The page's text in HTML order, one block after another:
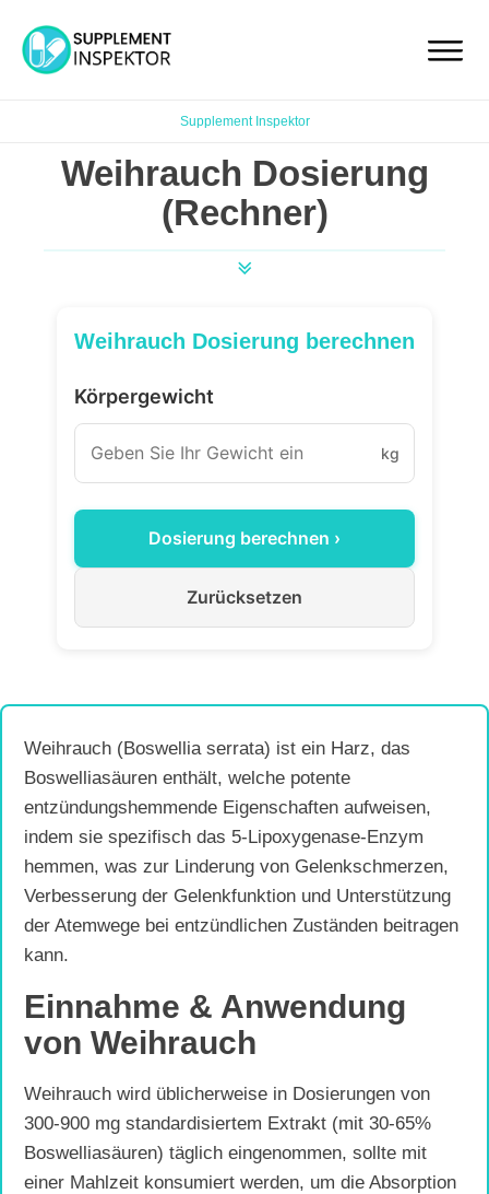
Supplement Inspektor
Weihrauch Dosierung
(Rechner)
Weihrauch Dosierung berechnen
Körpergewicht
kg
Dosierung berechnen ›
Zurücksetzen
Weihrauch (Boswellia serrata) ist ein Harz, das
Boswelliasäuren enthält, welche potente
entzündungshemmende Eigenschaften aufweisen,
indem sie spezifisch das 5-Lipoxygenase-Enzym
hemmen, was zur Linderung von Gelenkschmerzen,
Verbesserung der Gelenkfunktion und Unterstützung
der Atemwege bei entzündlichen Zuständen beitragen
kann.
Einnahme & Anwendung
von Weihrauch
Weihrauch wird üblicherweise in Dosierungen von
300-900 mg standardisiertem Extrakt (mit 30-65%
Boswelliasäuren) täglich eingenommen, sollte mit
einer Mahlzeit konsumiert werden, um die Absorption